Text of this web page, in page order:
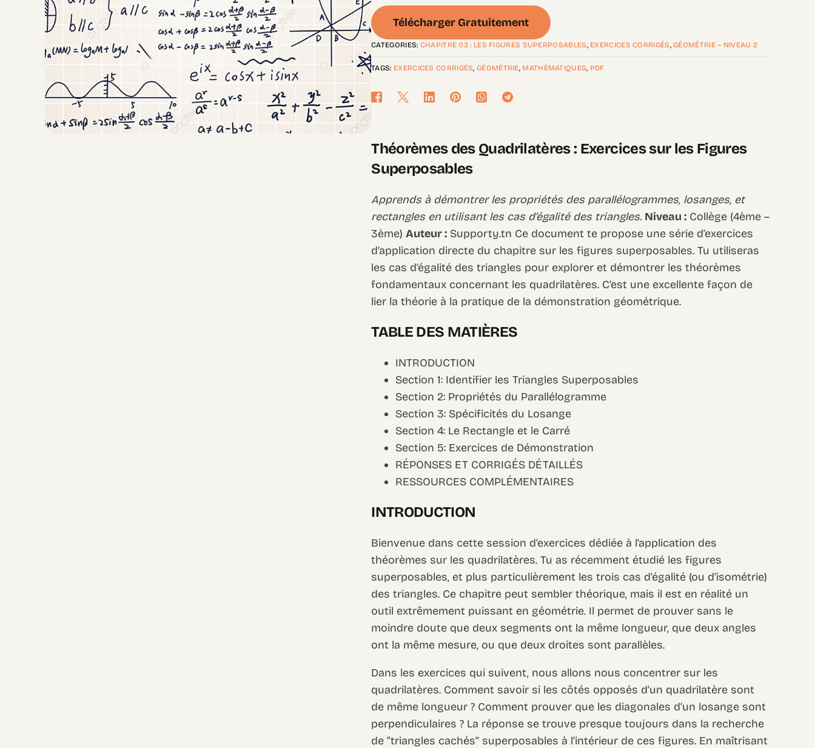
Télécharger Gratuitement
CATEGORIES: CHAPITRE 03 : LES FIGURES SUPERPOSABLES EXERCICES CORRIGÉS ,GÉOMÉTRIE – NIVEAU 2
TAGS: EXERCICES CORRIGÉS ,GÉOMÉTRIE MATHÉMATIQUES PDF
Théorèmes des Quadrilatères : Exercices sur les Figures
Superposables
Apprends à démontrer les propriétés des parallélogrammes, losanges, et
rectangles en utilisant les cas d’égalité des triangles. Niveau : Collège (4ème –
3ème)Auteur : Supporty.tn Ce document te propose une série d’exercices
d’application directe du chapitre sur les figures superposables. Tu utiliseras
les cas d’égalité des triangles pour explorer et démontrer les théorèmes
fondamentaux concernant les quadrilatères. C’est une excellente façon de
lier la théorie à la pratique de la démonstration géométrique.
TABLE DES MATIÈRES
INTRODUCTION
Section 1: Identifier les Triangles Superposables
Section 2: Propriétés du Parallélogramme
Section 3: Spécificités du Losange
Section 4: Le Rectangle et le Carré
Section 5: Exercices de Démonstration
RÉPONSES ET CORRIGÉS DÉTAILLÉS
RESSOURCES COMPLÉMENTAIRES
INTRODUCTION
Bienvenue dans cette session d’exercices dédiée à l’application des
théorèmes sur les quadrilatères. Tu as récemment étudié les figures
superposables, et plus particulièrement les trois cas d’égalité (ou d’isométrie)
des triangles. Ce chapitre peut sembler théorique, mais il est en réalité un
outil extrêmement puissant en géométrie. Il permet de prouver sans le
moindre doute que deux segments ont la même longueur, que deux angles
ont la même mesure, ou que deux droites sont parallèles.
Dans les exercices qui suivent, nous allons nous concentrer sur les
quadrilatères. Comment savoir si les côtés opposés d’un quadrilatère sont
de même longueur ? Comment prouver que les diagonales d’un losange sont
perpendiculaires ? La réponse se trouve presque toujours dans la recherche
de “triangles cachés” superposables à l’intérieur de ces figures. En maîtrisant